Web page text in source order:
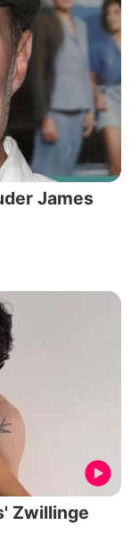
James
Zwillinge